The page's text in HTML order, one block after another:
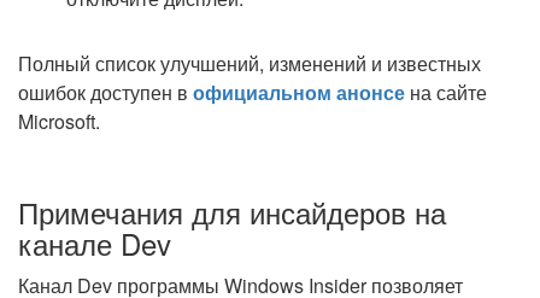
Полный список улучшений, изменений и известных
ошибок доступен в официальном анонсе на сайте
Microsoft.
Примечания для инсайдеров на
канале Dev
Канал Dev программы Windows Insider позволяет